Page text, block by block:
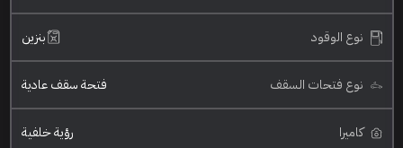
نوع الوقود بنزين
نوع فتحات السقف فتحة سقف عادية
كاميرا رؤية خلفية